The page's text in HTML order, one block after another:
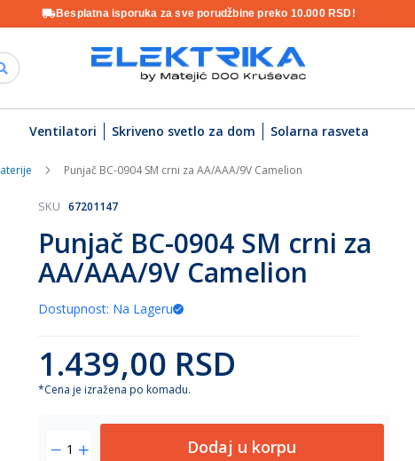
Besplatna isporuka za sve porudžbine preko 10.000 RSD!
Ventilatori Skriveno svetlo za dom Solarna rasveta
Punjač BC-0904 SM crni za AA/AAA/9V Camelion
Punjač BC-0904 SM crni za
AA/AAA/9V Camelion
SKU 67201147
Dostupnost: Na Lageru
1.439,00 RSD
*Cena je izražena po komadu.
Dodaj u korpu